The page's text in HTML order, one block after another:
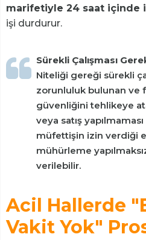
marifetiyle 24 saat içinde
işi durdurur.
Sürekli Çalışması
Niteliği gereği sürekli
zorunluluk bulunan ve
güvenliğini tehlikeye
veya satış
müfettişin izin verdiği
mühürleme
verilebilir.
Acil Hallerde
Vakit Yok"